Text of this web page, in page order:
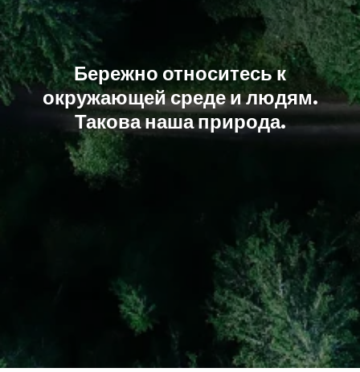
Бережно относитесь к
окружающей среде и людям.
Такова наша природа.